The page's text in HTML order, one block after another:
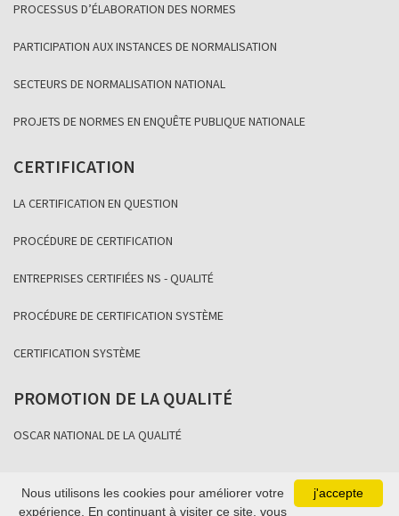
PROCESSUS D’ÉLABORATION DES NORMES
PARTICIPATION AUX INSTANCES DE NORMALISATION
SECTEURS DE NORMALISATION NATIONAL
PROJETS DE NORMES EN ENQUÊTE PUBLIQUE NATIONALE
CERTIFICATION
LA CERTIFICATION EN QUESTION
PROCÉDURE DE CERTIFICATION
ENTREPRISES CERTIFIÉES NS - QUALITÉ
PROCÉDURE DE CERTIFICATION SYSTÈME
CERTIFICATION SYSTÈME
PROMOTION DE LA QUALITÉ
OSCAR NATIONAL DE LA QUALITÉ
Copyright Association Sénégalaise de Normalisation 2021
j'accepte
Nous utilisons les cookies pour améliorer votre
expérience. En continuant à visiter ce site, vous